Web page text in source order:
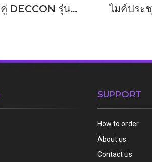
ไมค์ลอยคู่ DECCON รุ่น DM333
SUPPORT
How to order
About us
Contact us